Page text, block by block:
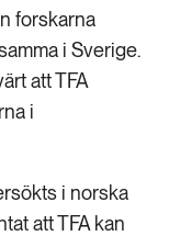
forskarna
i Sverige.
att TFA
i
i norska
att TFA kan